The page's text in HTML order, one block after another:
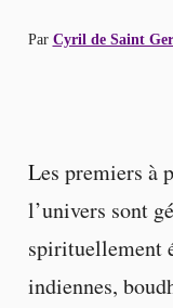
Par Cyril de Saint
Les premiers à
l’univers sont
spirituellement
indiennes,